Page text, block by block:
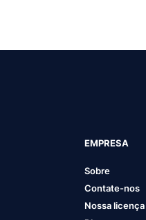
EMPRESA
Sobre
Contate-nos
Nossa licença